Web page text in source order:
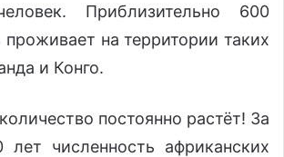
Приблизительно 600
на территории таких
и Конго.
постоянно растёт! За
лет численность африканских